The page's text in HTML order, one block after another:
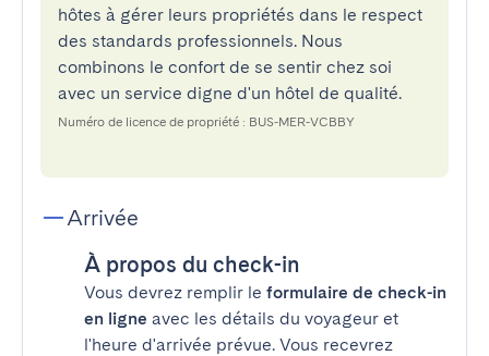
hôtes à gérer leurs propriétés dans le respect
des standards professionnels. Nous
combinons le confort de se sentir chez soi
avec un service digne d'un hôtel de qualité.
Numéro de licence de propriété : BUS-MER-VCBBY
Arrivée
À propos du check-in
Vous devrez remplir le formulaire de check-in
en ligne avec les détails du voyageur et
l'heure d'arrivée prévue. Vous recevrez